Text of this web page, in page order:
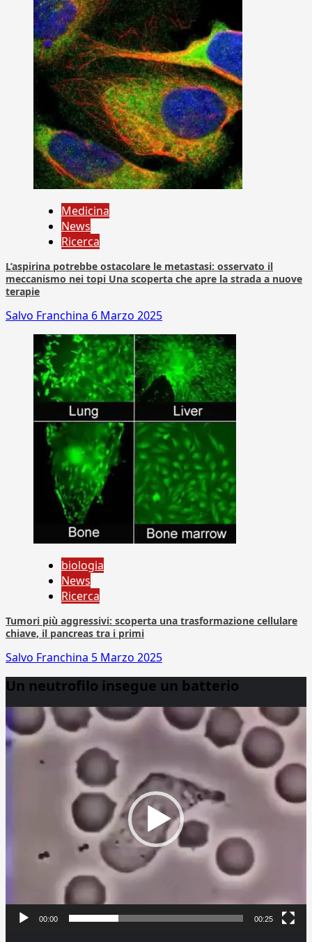
Medicina
News
Ricerca
L’aspirina potrebbe ostacolare le metastasi: osservato il
meccanismo nei topi Una scoperta che apre la strada a nuove
terapie
Salvo Franchina 6 Marzo 2025
biologia
News
Ricerca
Tumori più aggressivi: scoperta una trasformazione cellulare
chiave, il pancreas tra i primi
Salvo Franchina 5 Marzo 2025
Un neutrofilo insegue un batterio
Player
00:00 00:25